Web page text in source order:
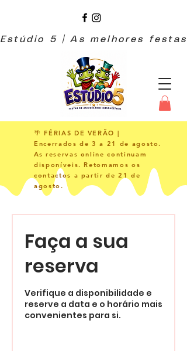
🌴 FÉRIAS DE VERÃO |
Encerrados de 3 a 21 de agosto.
As reservas online continuam
disponíveis. Retomamos os
contactos a partir de 21 de
agosto.
Faça a sua
reserva
Verifique a disponibilidade e
reserve a data e o horário mais
convenientes para si.